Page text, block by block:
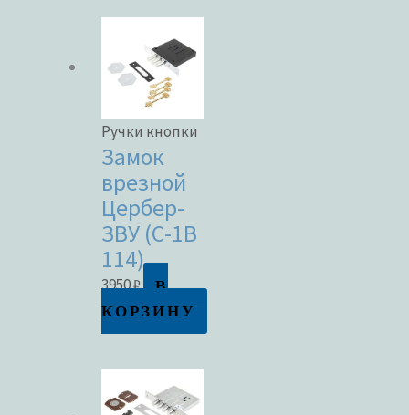
Ручки кнопки
Замок
врезной
Цербер-
ЗВУ (С-1В
114)
3950₽
В
КОРЗИНУ